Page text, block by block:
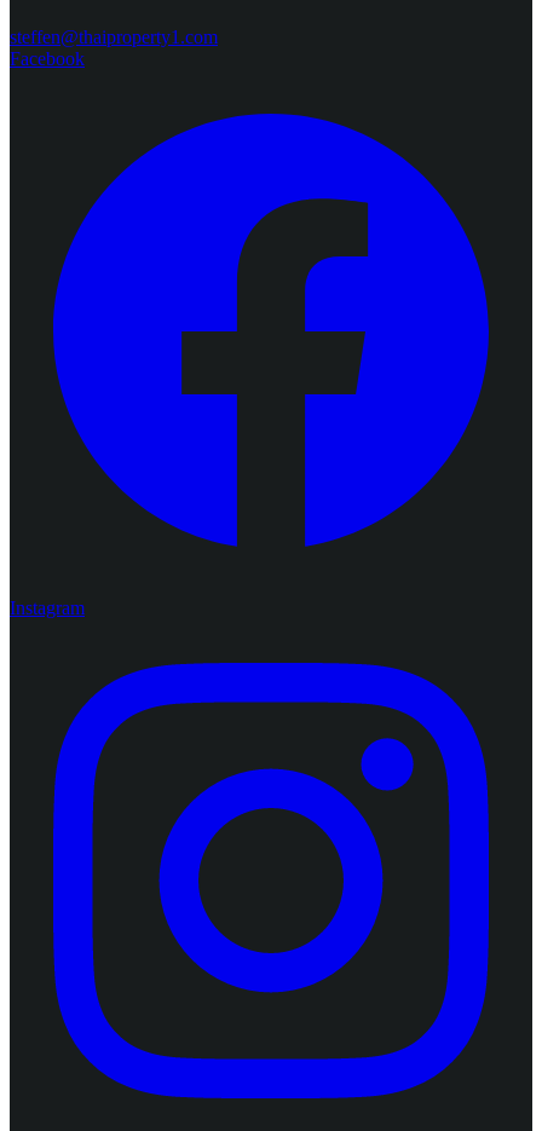
steffen@thaiproperty1.com
Facebook
Instagram